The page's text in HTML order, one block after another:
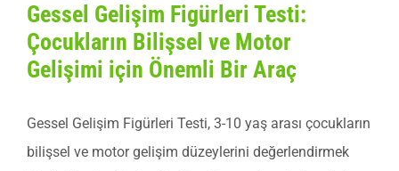
Gessel Gelişim Figürleri Testi:
Çocukların Bilişsel ve Motor
Gelişimi için Önemli Bir Araç
Gessel Gelişim Figürleri Testi, 3-10 yaş arası çocukların
bilişsel ve motor gelişim düzeylerini değerlendirmek